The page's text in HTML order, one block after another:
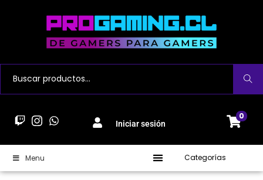
Buscar
Iniciar sesión
0
Menu Categorías